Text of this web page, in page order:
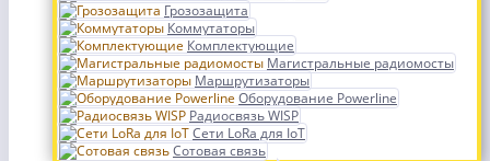
Грозозащита
Коммутаторы
Комплектующие
Магистральные радиомосты
Маршрутизаторы
Оборудование Powerline
Радиосвязь WISP
Сети LoRa для IoT
Сотовая связь